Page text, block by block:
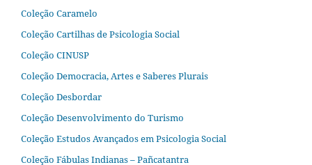
Coleção Caramelo
Coleção Cartilhas de Psicologia Social
Coleção CINUSP
Coleção Democracia, Artes e Saberes Plurais
Coleção Desbordar
Coleção Desenvolvimento do Turismo
Coleção Estudos Avançados em Psicologia Social
Coleção Fábulas Indianas – Pañcatantra